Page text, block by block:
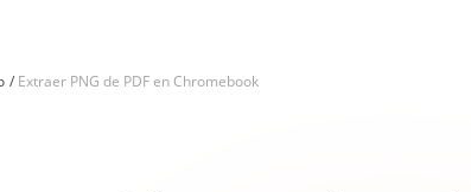
Extraer PNG de PDF en Chromebook